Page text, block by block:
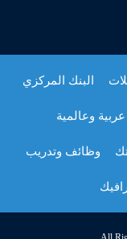
البنك المركزي
عربية وعالمية
وظائف وتدريب